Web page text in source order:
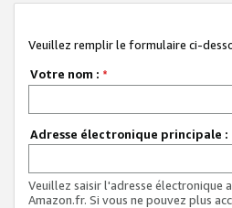
Veuillez remplir le formulaire ci-
Votre nom : *
Adresse électronique principale :
Veuillez saisir l'adresse électronique
Amazon.fr. Si vous ne pouvez plus